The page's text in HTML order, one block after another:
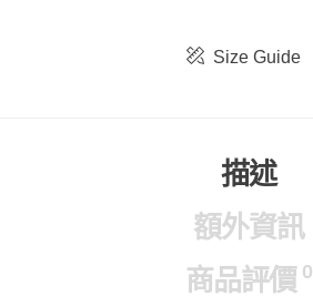
Size Guide
描述
額外資訊
商品評價 0